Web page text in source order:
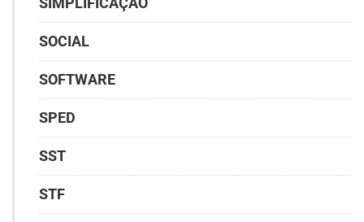
SOCIAL
SOFTWARE
SPED
SST
STF